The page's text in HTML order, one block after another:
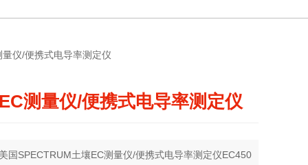
仪/便携式电导率测定仪
测量仪/便携式电导率测定仪
美国SPECTRUM土壤EC测量仪/便携式电导率测定仪EC450